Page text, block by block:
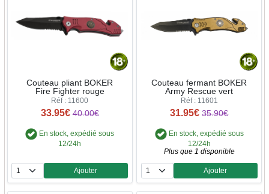
Couteau pliant BOKER
Fire Fighter rouge
Réf : 11600
33.95€ 40.00€
En stock, expédié sous
12/24h
Quantité
Ajouter
Couteau fermant BOKER
Army Rescue vert
Réf : 11601
31.95€ 35.90€
En stock, expédié sous
12/24h
Plus que 1 disponible
Quantité
Ajouter